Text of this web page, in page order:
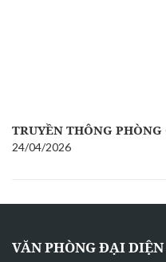
TRUYỀN THÔNG
24/04/2026
VĂN PHÒNG ĐẠI DIỆN